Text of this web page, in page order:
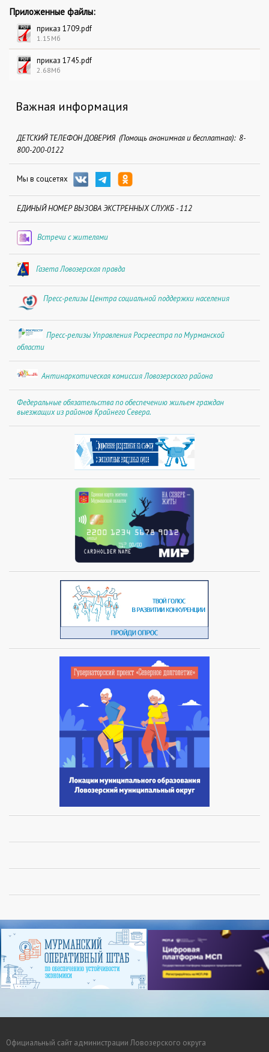
Приложенные файлы:
приказ 1709.pdf
1.15Мб
приказ 1745.pdf
2.68Мб
Важная информация
ДЕТСКИЙ ТЕЛЕФОН ДОВЕРИЯ (Помощь анонимная и бесплатная): 8-
800-200-0122
Мы в соцсетях
ЕДИНЫЙ НОМЕР ВЫЗОВА ЭКСТРЕННЫХ СЛУЖБ - 112
Встречи с жителями
Газета Ловозерская правда
Пресс-релизы Центра социальной поддержки населения
Пресс-релизы Управления Росреестра по Мурманской
области
Антинаркотическая комиссия Ловозерского района
Федеральные обязательства по обеспечению жильем граждан
выезжащих из районов Крайнего Севера.
Официальный сайт администрации Ловозерского округа